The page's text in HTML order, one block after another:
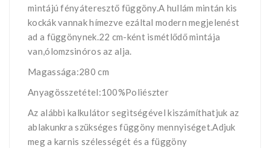
mintájú fényáteresztő függöny.A hullám mintán kis
kockák vannak hímezve ezáltal modern megjelenést
ad a függönynek.22 cm-ként ismétlődő mintája
van,ólomzsinóros az alja.
Magassága:280 cm
Anyagösszetétel:100%Poliészter
Az alábbi kalkulátor segìtségével kiszámíthatjuk az
ablakunkra szükséges függöny mennyiséget.Adjuk
meg a karnis szélességét és a függöny